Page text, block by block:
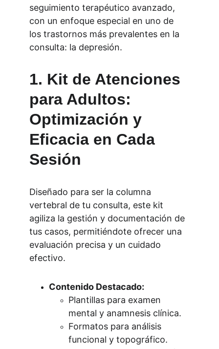
seguimiento terapéutico avanzado,
con un enfoque especial en uno de
los trastornos más prevalentes en la
consulta: la depresión.
1. Kit de Atenciones
para Adultos:
Optimización y
Eficacia en Cada
Sesión
Diseñado para ser la columna
vertebral de tu consulta, este kit
agiliza la gestión y documentación de
tus casos, permitiéndote ofrecer una
evaluación precisa y un cuidado
efectivo.
Contenido Destacado:
Plantillas para examen
mental y anamnesis clínica.
Formatos para análisis
funcional y topográfico.